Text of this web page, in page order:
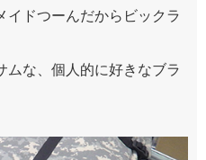
イドつーんだからビックラ
ムな、個人的に好きなブラ